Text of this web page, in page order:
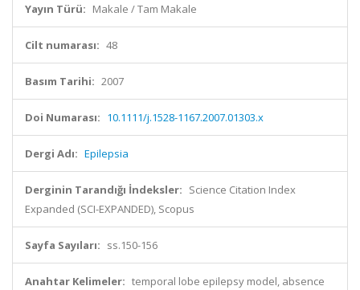
Yayın Türü: Makale / Tam Makale
Cilt numarası: 48
Basım Tarihi: 2007
Doi Numarası: 10.1111/j.1528-1167.2007.01303.x
Dergi Adı: Epilepsia
Derginin Tarandığı İndeksler: Science Citation Index
Expanded (SCI-EXPANDED), Scopus
Sayfa Sayıları: ss.150-156
Anahtar Kelimeler: temporal lobe epilepsy model, absence